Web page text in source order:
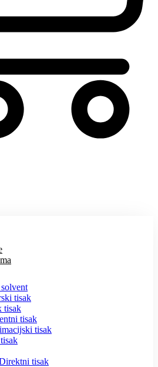
tisak
tisak
tisak
tisak
tisak